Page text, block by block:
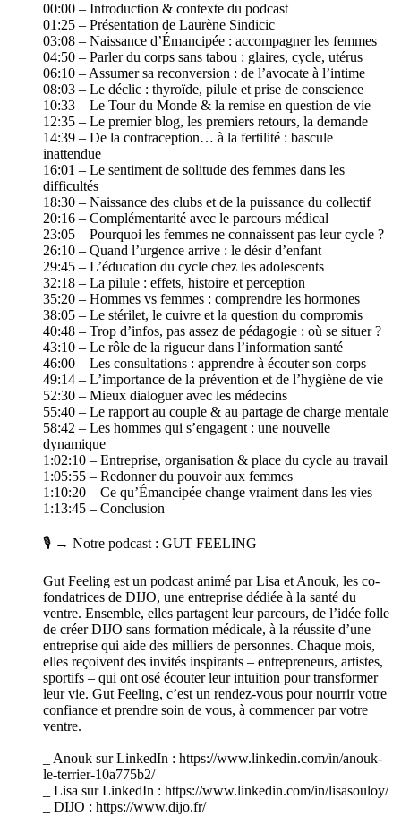
00:00 – Introduction & contexte du podcast
01:25 – Présentation de Laurène Sindicic
03:08 – Naissance d’Émancipée : accompagner les femmes
04:50 – Parler du corps sans tabou : glaires, cycle, utérus
06:10 – Assumer sa reconversion : de l’avocate à l’intime
08:03 – Le déclic : thyroïde, pilule et prise de conscience
10:33 – Le Tour du Monde & la remise en question de vie
12:35 – Le premier blog, les premiers retours, la demande
14:39 – De la contraception… à la fertilité : bascule
inattendue
16:01 – Le sentiment de solitude des femmes dans les
difficultés
18:30 – Naissance des clubs et de la puissance du collectif
20:16 – Complémentarité avec le parcours médical
23:05 – Pourquoi les femmes ne connaissent pas leur cycle ?
26:10 – Quand l’urgence arrive : le désir d’enfant
29:45 – L’éducation du cycle chez les adolescents
32:18 – La pilule : effets, histoire et perception
35:20 – Hommes vs femmes : comprendre les hormones
38:05 – Le stérilet, le cuivre et la question du compromis
40:48 – Trop d’infos, pas assez de pédagogie : où se situer ?
43:10 – Le rôle de la rigueur dans l’information santé
46:00 – Les consultations : apprendre à écouter son corps
49:14 – L’importance de la prévention et de l’hygiène de vie
52:30 – Mieux dialoguer avec les médecins
55:40 – Le rapport au couple & au partage de charge mentale
58:42 – Les hommes qui s’engagent : une nouvelle
dynamique
1:02:10 – Entreprise, organisation & place du cycle au travail
1:05:55 – Redonner du pouvoir aux femmes
1:10:20 – Ce qu’Émancipée change vraiment dans les vies
1:13:45 – Conclusion
🎙️ → Notre podcast : GUT FEELING
Gut Feeling est un podcast animé par Lisa et Anouk, les co-
fondatrices de DIJO, une entreprise dédiée à la santé du
ventre. Ensemble, elles partagent leur parcours, de l’idée folle
de créer DIJO sans formation médicale, à la réussite d’une
entreprise qui aide des milliers de personnes. Chaque mois,
elles reçoivent des invités inspirants – entrepreneurs, artistes,
sportifs – qui ont osé écouter leur intuition pour transformer
leur vie. Gut Feeling, c’est un rendez-vous pour nourrir votre
confiance et prendre soin de vous, à commencer par votre
ventre.
_ Anouk sur LinkedIn : https://www.linkedin.com/in/anouk-
le-terrier-10a775b2/
_ Lisa sur LinkedIn : https://www.linkedin.com/in/lisasouloy/
_ DIJO : https://www.dijo.fr/